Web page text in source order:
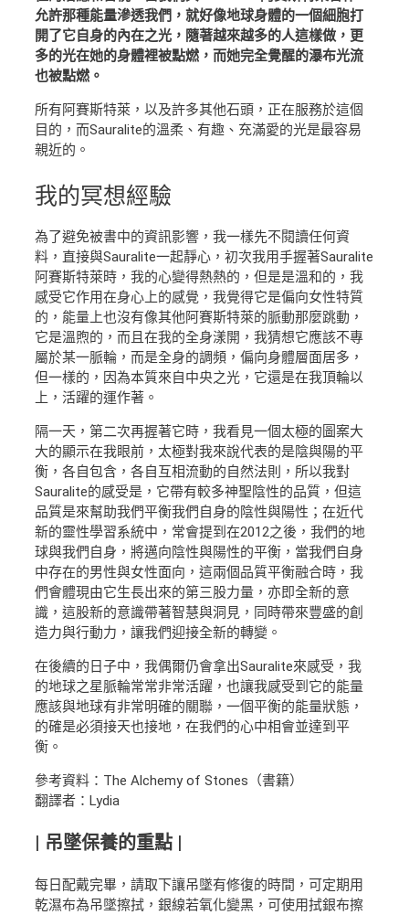
允許那種能量滲透我們，就好像地球身體的一個細胞打
開了它自身的內在之光，隨著越來越多的人這樣做，更
多的光在她的身體裡被點燃，而她完全覺醒的瀑布光流
也被點燃。
所有阿賽斯特萊，以及許多其他石頭，正在服務於這個
目的，而Sauralite的溫柔、有趣、充滿愛的光是最容易
親近的。
我的冥想經驗
為了避免被書中的資訊影響，我一樣先不閱讀任何資
料，直接與Sauralite一起靜心，初次我用手握著Sauralite
阿賽斯特萊時，我的心變得熱熱的，但是是溫和的，我
感受它作用在身心上的感覺，我覺得它是偏向女性特質
的，能量上也沒有像其他阿賽斯特萊的脈動那麼跳動，
它是溫煦的，而且在我的全身漾開，我猜想它應該不專
屬於某一脈輪，而是全身的調頻，偏向身體層面居多，
但一樣的，因為本質來自中央之光，它還是在我頂輪以
上，活躍的運作著。
隔一天，第二次再握著它時，我看見一個太極的圖案大
大的顯示在我眼前，太極對我來說代表的是陰與陽的平
衡，各自包含，各自互相流動的自然法則，所以我對
Sauralite的感受是，它帶有較多神聖陰性的品質，但這
品質是來幫助我們平衡我們自身的陰性與陽性；在近代
新的靈性學習系統中，常會提到在2012之後，我們的地
球與我們自身，將邁向陰性與陽性的平衡，當我們自身
中存在的男性與女性面向，這兩個品質平衡融合時，我
們會體現由它生長出來的第三股力量，亦即全新的意
識，這股新的意識帶著智慧與洞見，同時帶來豐盛的創
造力與行動力，讓我們迎接全新的轉變。
在後續的日子中，我偶爾仍會拿出Sauralite來感受，我
的地球之星脈輪常常非常活躍，也讓我感受到它的能量
應該與地球有非常明確的關聯，一個平衡的能量狀態，
的確是必須接天也接地，在我們的心中相會並達到平
衡。
參考資料：The Alchemy of Stones（書籍）
翻譯者：Lydia
| 吊墜保養的重點 |
每日配戴完畢，請取下讓吊墜有修復的時間，可定期用
乾濕布為吊墜擦拭，銀線若氧化變黑，可使用拭銀布擦